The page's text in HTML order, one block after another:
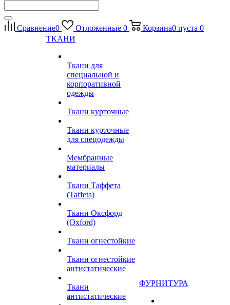
Сравнение0 Отложенные 0 Корзина0 пуста 0
ТКАНИ
Ткани для
специальной и
корпоративной
одежды
Ткани курточные
Ткани курточные
для спецодежды
Мембранные
материалы
Ткани Таффета
(Taffeta)
Ткани Оксфорд
(Oxford)
Ткани огнестойкие
Ткани огнестойкие
антистатические
Ткани
антистатические
ФУРНИТУРА